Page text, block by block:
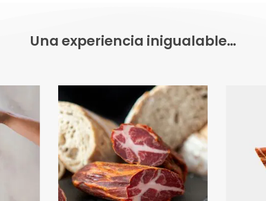
Una experiencia inigualable…